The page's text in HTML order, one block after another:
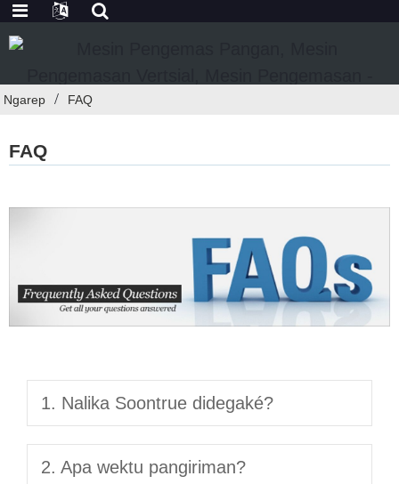
Ngarep FAQ
FAQ
1. Nalika Soontrue didegaké?
2. Apa wektu pangiriman?